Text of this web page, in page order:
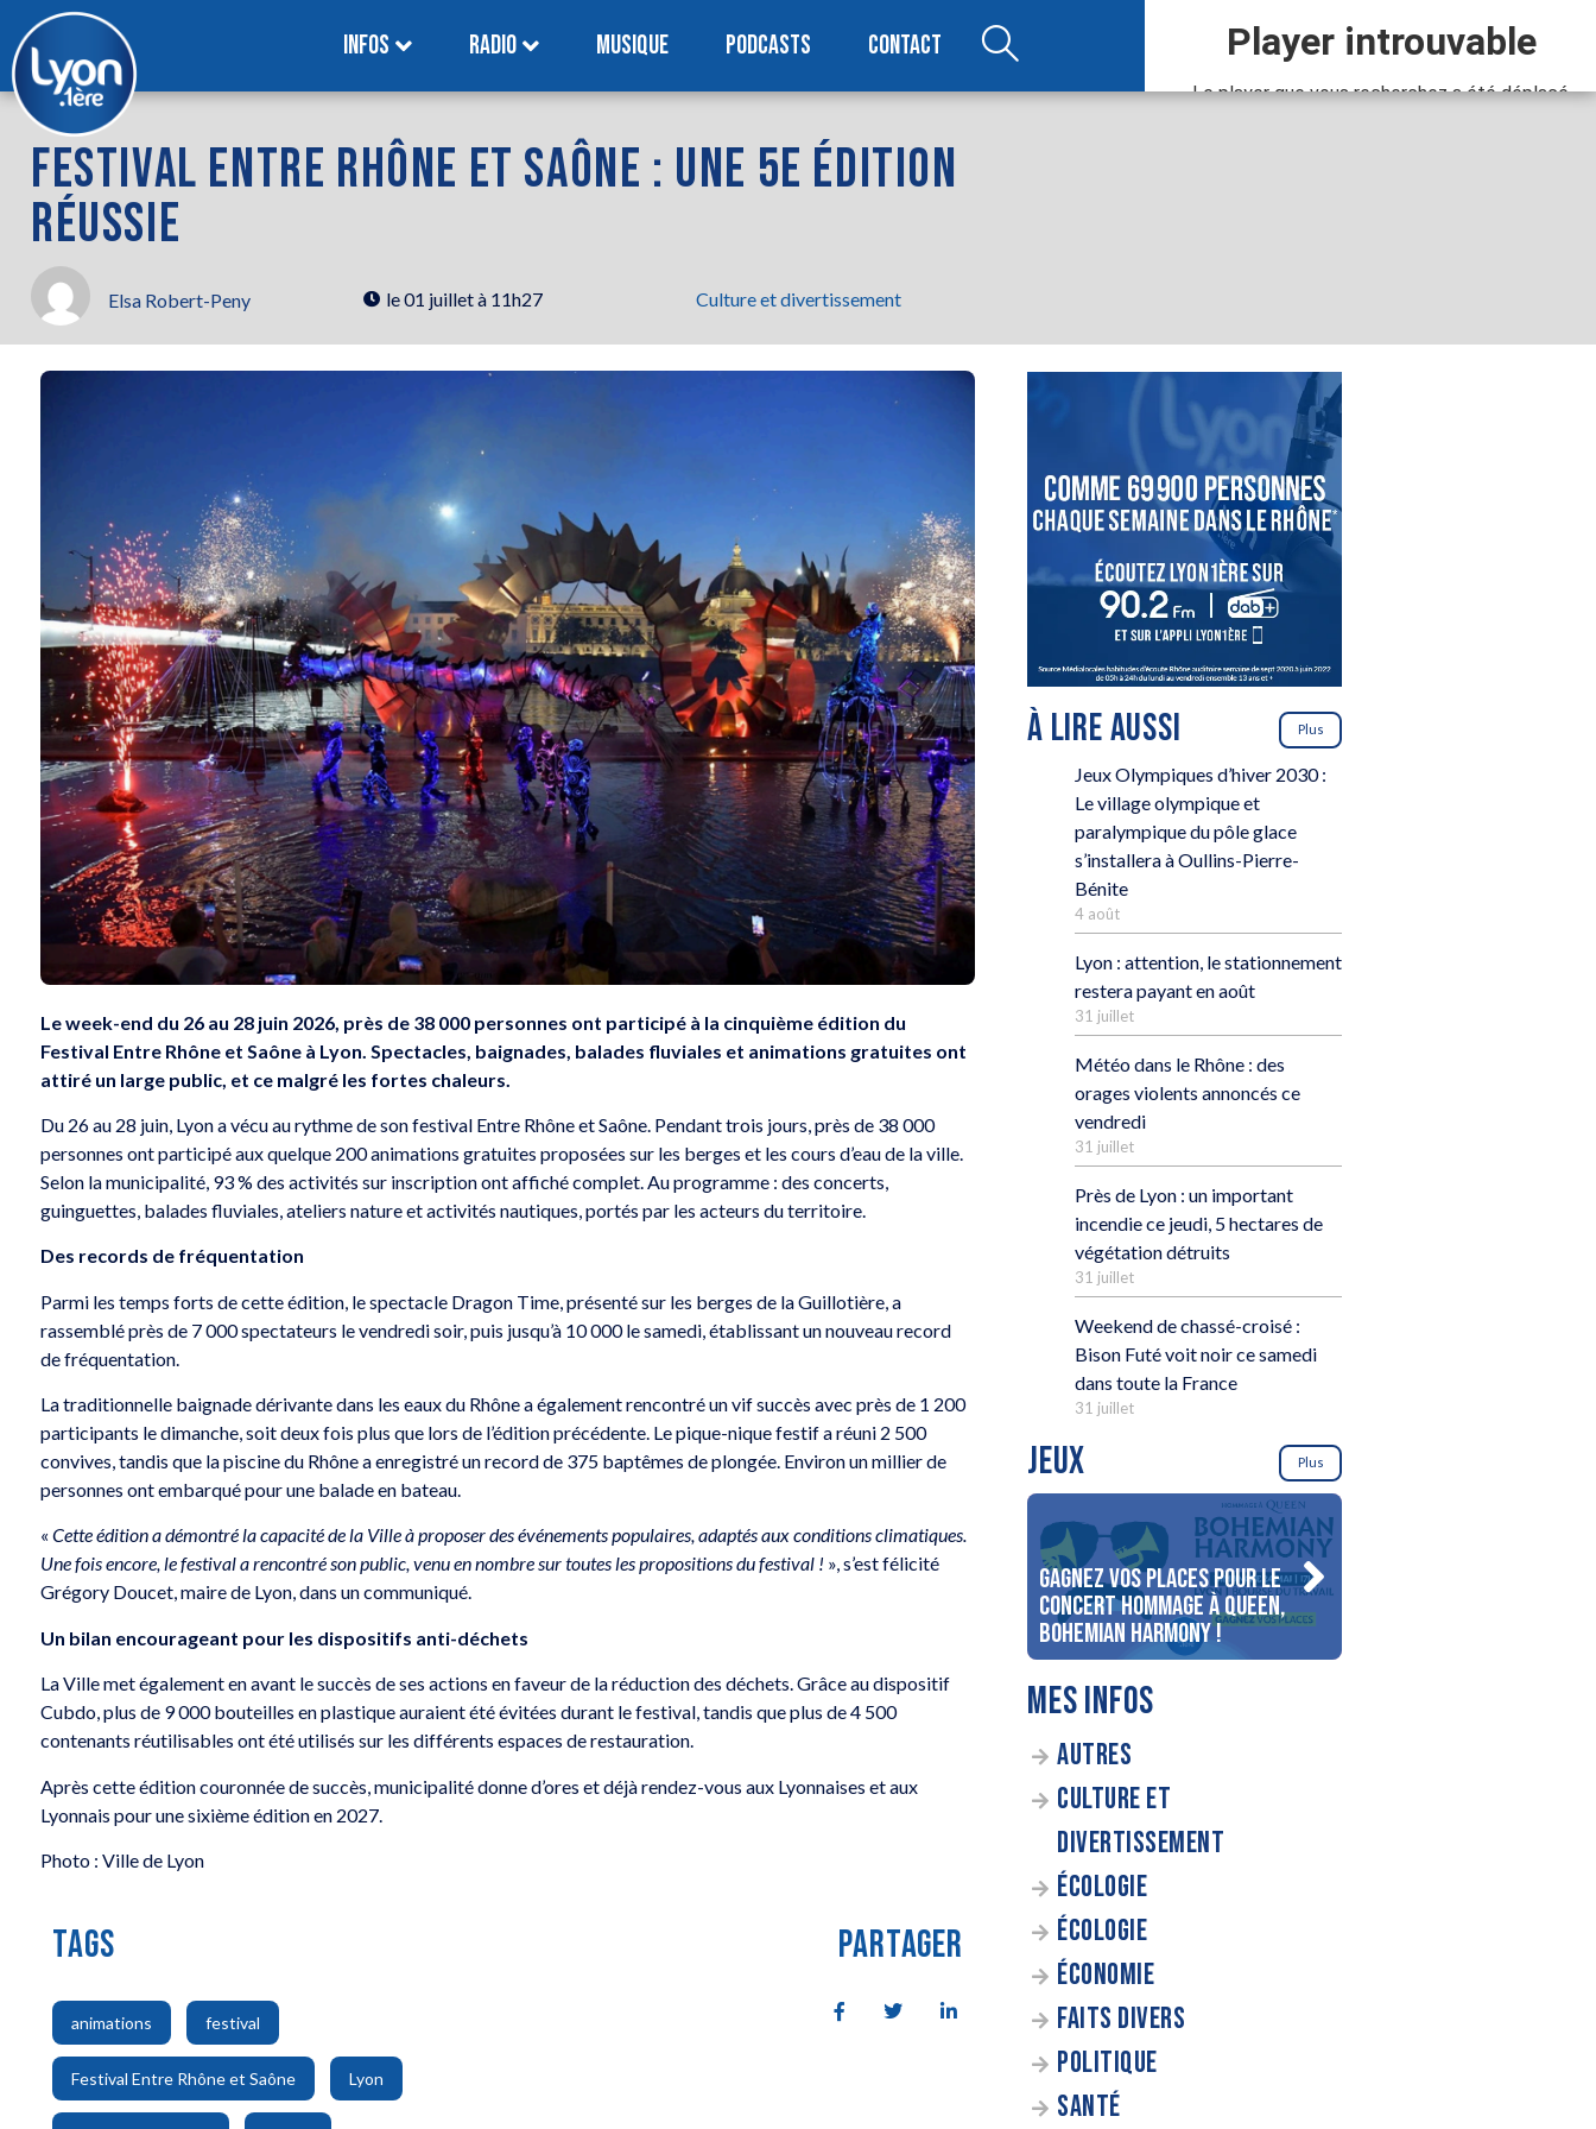
INFOS RADIO MUSIQUE PODCASTS CONTACT
FESTIVAL ENTRE RHÔNE ET SAÔNE : UNE 5E ÉDITION
RÉUSSIE
Elsa Robert-Peny le01 juillet à 11h27 Culture et divertissement
Le week-end du 26 au 28 juin 2026, près de 38 000 personnes ont participé à la cinquième édition du
Festival Entre Rhône et Saône à Lyon. Spectacles, baignades, balades fluviales et animations gratuites ont
attiré un large public, et ce malgré les fortes chaleurs.
Du 26 au 28 juin, Lyon a vécu au rythme de son festival Entre Rhône et Saône. Pendant trois jours, près de 38 000
personnes ont participé aux quelque 200 animations gratuites proposées sur les berges et les cours d’eau de la ville.
Selon la municipalité, 93 % des activités sur inscription ont affiché complet. Au programme : des concerts,
guinguettes, balades fluviales, ateliers nature et activités nautiques, portés par les acteurs du territoire.
Des records de fréquentation
Parmi les temps forts de cette édition, le spectacle Dragon Time, présenté sur les berges de la Guillotière, a
rassemblé près de 7 000 spectateurs le vendredi soir, puis jusqu’à 10 000 le samedi, établissant un nouveau record
de fréquentation.
La traditionnelle baignade dérivante dans les eaux du Rhône a également rencontré un vif succès avec près de 1 200
participants le dimanche, soit deux fois plus que lors de l’édition précédente. Le pique-nique festif a réuni 2 500
convives, tandis que la piscine du Rhône a enregistré un record de 375 baptêmes de plongée. Environ un millier de
personnes ont embarqué pour une balade en bateau.
«Cette édition a démontré la capacité de la Ville à proposer des événements populaires, adaptés aux conditions climatiques.
Une fois encore, le festival a rencontré son public, venu en nombre sur toutes les propositions du festival ! », s’est félicité
Grégory Doucet, maire de Lyon, dans un communiqué.
Un bilan encourageant pour les dispositifs anti-déchets
La Ville met également en avant le succès de ses actions en faveur de la réduction des déchets. Grâce au dispositif
Cubdo, plus de 9 000 bouteilles en plastique auraient été évitées durant le festival, tandis que plus de 4 500
contenants réutilisables ont été utilisés sur les différents espaces de restauration.
Après cette édition couronnée de succès, municipalité donne d’ores et déjà rendez-vous aux Lyonnaises et aux
Lyonnais pour une sixième édition en 2027.
Photo : Ville de Lyon
TAGS
animations
,
festival
Festival Entre Rhône et Saône
,
Lyon
,
PARTAGER
À LIRE AUSSI Plus
Jeux Olympiques d’hiver 2030 :
Le village olympique et
paralympique du pôle glace
s’installera à Oullins-Pierre-
Bénite
4 août
Lyon : attention, le stationnement
restera payant en août
31 juillet
Météo dans le Rhône : des
orages violents annoncés ce
vendredi
31 juillet
Près de Lyon : un important
incendie ce jeudi, 5 hectares de
végétation détruits
31 juillet
Weekend de chassé-croisé :
Bison Futé voit noir ce samedi
dans toute la France
31 juillet
JEUX Plus
Gagnez vos places pour le
concert Hommage à Queen,
Bohemian Harmony !
MES INFOS
AUTRES
CULTURE ET
DIVERTISSEMENT
ÉCOLOGIE
ÉCOLOGIE
ÉCONOMIE
FAITS DIVERS
POLITIQUE
SANTÉ